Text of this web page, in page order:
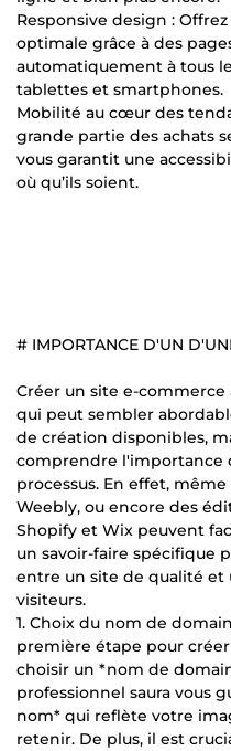
Responsive design :
optimale grâce à des
automatiquement à tous
tablettes et smartphones.
Mobilité au cœur des
grande partie des achats
vous garantit une
où qu’ils soient.
# IMPORTANCE D'UN
Créer un site e-commerce
qui peut sembler
de création disponibles,
comprendre l'importance
processus. En effet,
Weebly, ou encore des
Shopify et Wix peuvent
un savoir-faire spécifique
entre un site de qualité et
visiteurs.
1. Choix du nom de
première étape pour
choisir un *nom de
professionnel saura vous
nom* qui reflète votre
retenir. De plus, il est